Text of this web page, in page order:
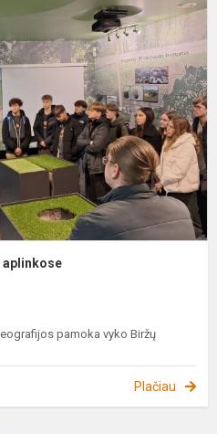
pamoka vyko Biržų
Plačiau